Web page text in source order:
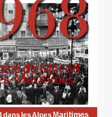
de Mai 68
Maritimes